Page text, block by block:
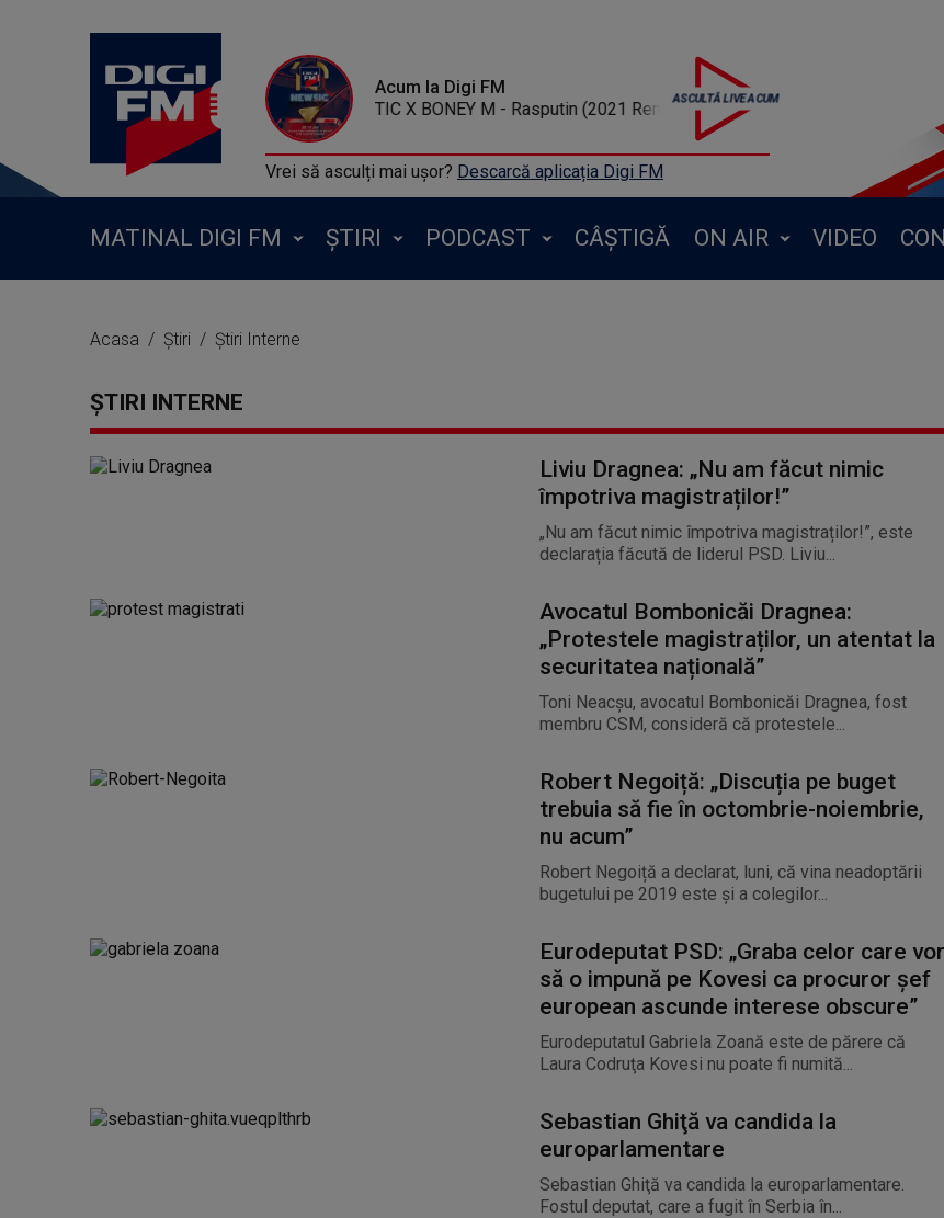
Acum la Digi FM
MAJESTIC X BONEY M - Rasputin (2021 Remix)
Vrei să asculți mai ușor? Descarcă aplicația Digi FM
MATINAL DIGI FM ȘTIRI PODCAST CÂȘTIGĂ ON AIR VIDEO
Acasa Știri Știri Interne
ȘTIRI INTERNE
Liviu Dragnea: „Nu am făcut nimic
împotriva magistraților!”
„Nu am făcut nimic împotriva magistraților!”, este
declarația făcută de liderul PSD. Liviu...
Avocatul Bombonicăi Dragnea:
„Protestele magistraților, un atentat la
securitatea națională”
Toni Neacșu, avocatul Bombonicăi Dragnea, fost
membru CSM, consideră că protestele...
Robert Negoiță: „Discuția pe buget
trebuia să fie în octombrie-noiembrie,
nu acum”
Robert Negoiță a declarat, luni, că vina neadoptării
bugetului pe 2019 este și a colegilor...
Eurodeputat PSD: „Graba celor care vor
să o impună pe Kovesi ca procuror şef
european ascunde interese obscure”
Eurodeputatul Gabriela Zoană este de părere că
Laura Codruţa Kovesi nu poate fi numită...
Sebastian Ghiţă va candida la
europarlamentare
Sebastian Ghiţă va candida la europarlamentare.
Fostul deputat, care a fugit în Serbia în...